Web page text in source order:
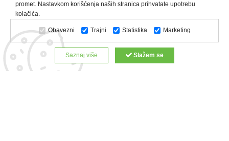
Kategorije proizvoda: Olovke i markeri
Privesci i trakice
Upaljači
USB Tehnologija Tekstil
Kačketi i kape
Notesi i rokovnici
Kancelarija Satovi
Kišobrani
Torbe i putovanja
Kuhinjski setovi
Alati i oprema
Relaksacija, lepota i zdravlje
Kalendari
Custom proizvodi
Digitalna štampa
promet. Nastavkom korišćenja naših stranica prihvatate upotrebu
kolačića.
Obavezni Trajni Statistika Marketing
Saznaj više Slažem se